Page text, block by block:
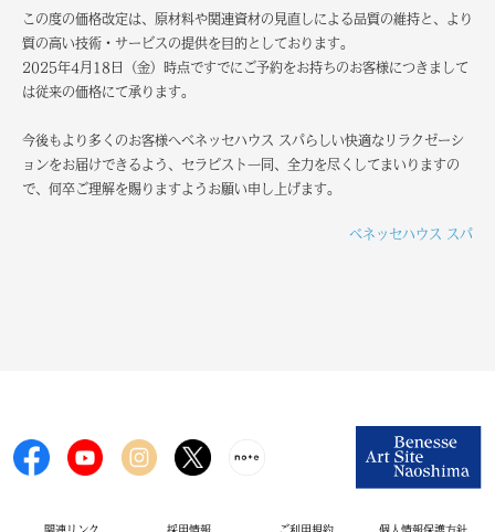
この度の価格改定は、原材料や関連資材の見直しによる品質の維持と、より
質の高い技術・サービスの提供を目的としております。
2025年4月18日（金）時点ですでにご予約をお持ちのお客様につきまして
は従来の価格にて承ります。
今後もより多くのお客様へベネッセハウス スパらしい快適なリラクゼーシ
ョンをお届けできるよう、セラピスト一同、全力を尽くしてまいりますの
で、何卒ご理解を賜りますようお願い申し上げます。
ベネッセハウス スパ
関連リンク 採用情報 ご利用規約 個人情報保護方針